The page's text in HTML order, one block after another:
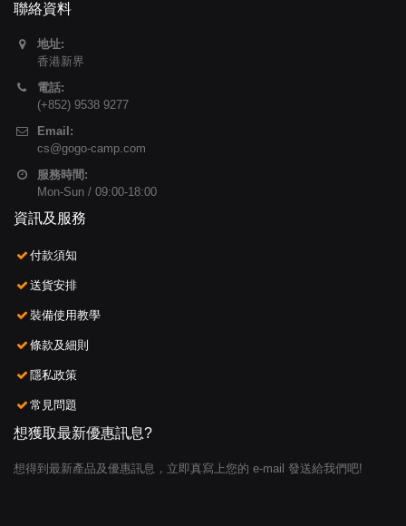
聯絡資料
地址:
香港新界
電話:
(+852) 9538 9277
Email:
cs@gogo-camp.com
服務時間:
Mon-Sun / 09:00-18:00
資訊及服務
付款須知
送貨安排
裝備使用教學
條款及細則
隱私政策
常見問題
想獲取最新優惠訊息?
想得到最新產品及優惠訊息，立即真寫上您的 e-mail 發送給我們吧!